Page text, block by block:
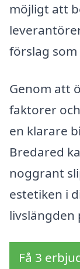
möjligt att
förslag
Genom att
faktorer
en klarare
Bredared
noggrant
estetiken i
livslängden
Få 3